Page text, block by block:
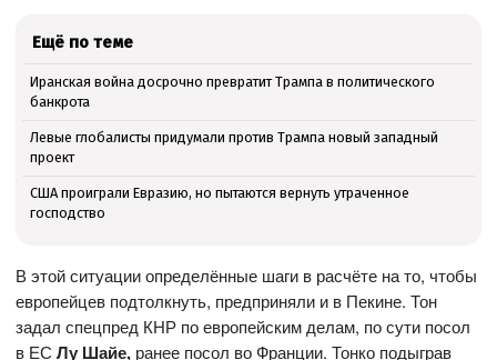
Ещё по теме
Иранская война досрочно превратит Трампа в политического
банкрота
Левые глобалисты придумали против Трампа новый западный
проект
США проиграли Евразию, но пытаются вернуть утраченное
господство
В этой ситуации определённые шаги в расчёте на то, чтобы
европейцев подтолкнуть, предприняли и в Пекине. Тон
задал спецпред КНР по европейским делам, по сути посол
в ЕСЛу Шайе, ранее посол во Франции. Тонко подыграв